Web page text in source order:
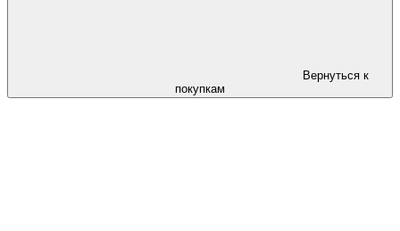
Вернуться к
покупкам